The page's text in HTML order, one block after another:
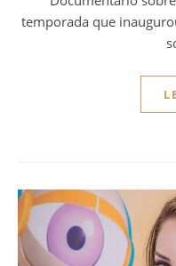
temporada que